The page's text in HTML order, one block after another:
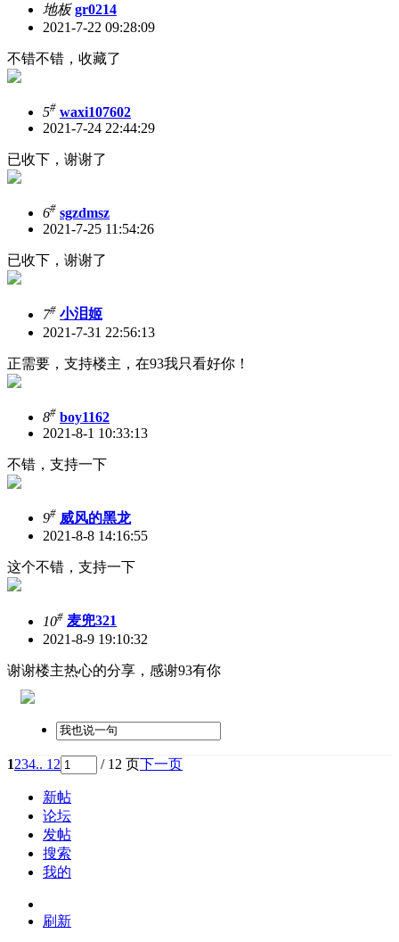
地板 gr0214
2021-7-22 09:28:09
不错不错，收藏了
5# waxi107602
2021-7-24 22:44:29
已收下，谢谢了
6# sgzdmsz
2021-7-25 11:54:26
已收下，谢谢了
7# 小泪姬
2021-7-31 22:56:13
正需要，支持楼主，在93我只看好你！
8# boy1162
2021-8-1 10:33:13
不错，支持一下
9# 威风的黑龙
2021-8-8 14:16:55
这个不错，支持一下
10# 麦兜321
2021-8-9 19:10:32
谢谢楼主热心的分享，感谢93有你
1234.. 12 / 12 页下一页
新帖
论坛
发帖
搜索
我的
刷新